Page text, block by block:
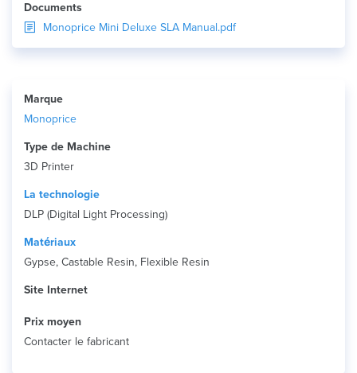
Documents
Monoprice Mini Deluxe SLA Manual.pdf
Marque
Monoprice
Type de Machine
3D Printer
La technologie
DLP (Digital Light Processing)
Matériaux
Gypse, Castable Resin, Flexible Resin
Site Internet
Prix ​​moyen
Contacter le fabricant